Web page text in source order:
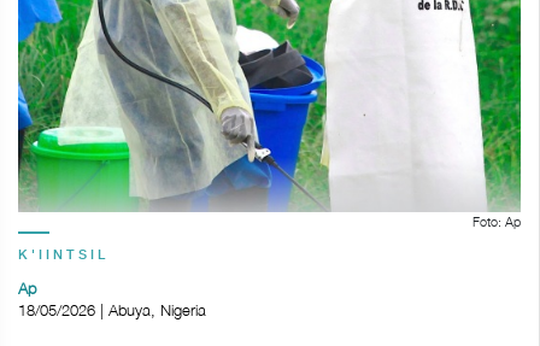
Foto: Ap
K'IINTSIL
Ap
18/05/2026 | Abuya, Nigeria